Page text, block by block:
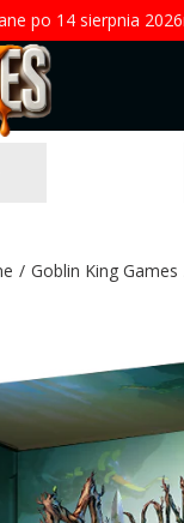
po 14 sierpnia
/ Goblin King Games